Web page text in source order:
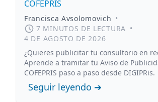
COFEPRIS
Francisca Avsolomovich •
7 MINUTOS DE LECTURA •
4 DE AGOSTO DE 2026
¿Quieres publicitar tu consultorio en
Aprende a tramitar tu Aviso de
COFEPRIS paso a paso desde DIGIPRis.
Seguir leyendo ➔